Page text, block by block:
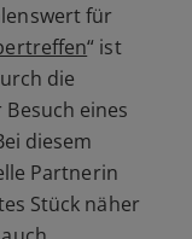
für
“ ist
die
eines
diesem
Partnerin
Stück näher